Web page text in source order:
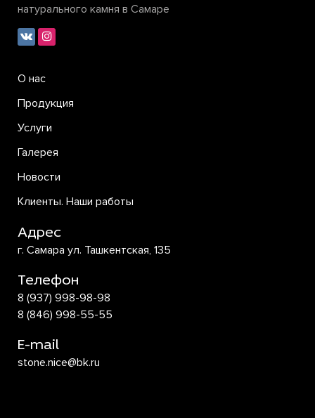
натурального камня в Самаре
О нас
Продукция
Услуги
Галерея
Новости
Клиенты. Наши работы
Адрес
г. Самара ул. Ташкентская, 135
Телефон
8 (937) 998-98-98
8 (846) 998-55-55
E-mail
stone.nice@bk.ru